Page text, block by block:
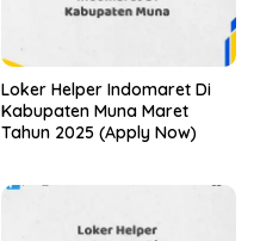
Loker Helper Indomaret Di
Kabupaten Muna Maret
Tahun 2025 (Apply Now)